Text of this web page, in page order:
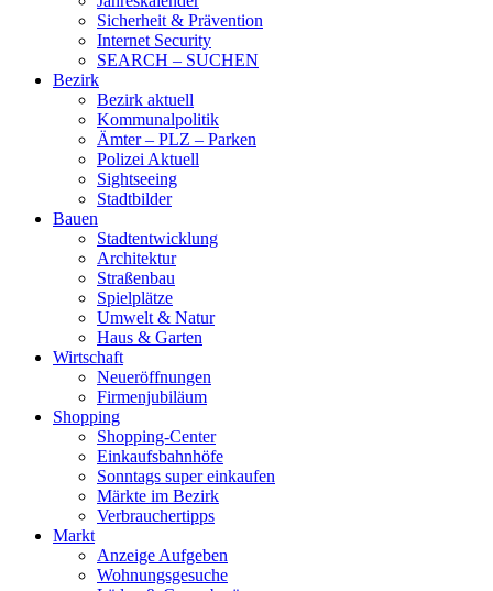
Sicherheit & Prävention
Internet Security
SEARCH – SUCHEN
Bezirk
Bezirk aktuell
Kommunalpolitik
Ämter – PLZ – Parken
Polizei Aktuell
Sightseeing
Stadtbilder
Bauen
Stadtentwicklung
Architektur
Straßenbau
Spielplätze
Umwelt & Natur
Haus & Garten
Wirtschaft
Neueröffnungen
Firmenjubiläum
Shopping
Shopping-Center
Einkaufsbahnhöfe
Sonntags super einkaufen
Märkte im Bezirk
Verbrauchertipps
Markt
Anzeige Aufgeben
Wohnungsgesuche